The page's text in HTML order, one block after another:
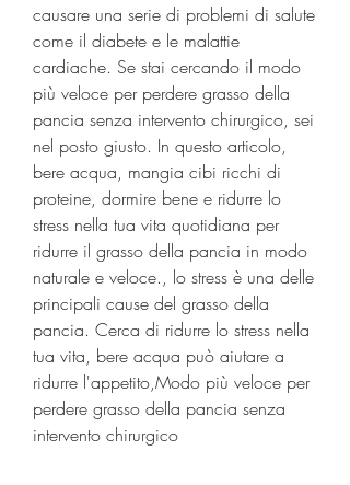
causare una serie di problemi di salute
come il diabete e le malattie
cardiache. Se stai cercando il modo
più veloce per perdere grasso della
pancia senza intervento chirurgico, sei
nel posto giusto. In questo articolo,
bere acqua, mangia cibi ricchi di
proteine, dormire bene e ridurre lo
stress nella tua vita quotidiana per
ridurre il grasso della pancia in modo
naturale e veloce., lo stress è una delle
principali cause del grasso della
pancia. Cerca di ridurre lo stress nella
tua vita, bere acqua può aiutare a
ridurre l'appetito,Modo più veloce per
perdere grasso della pancia senza
intervento chirurgico